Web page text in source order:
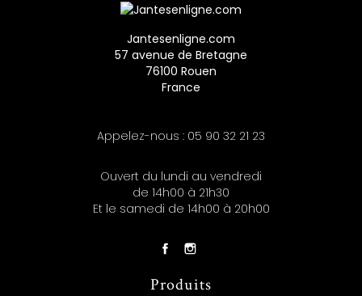
Jantesenligne.com
57 avenue de Bretagne
76100 Rouen
France
Appelez-nous : 05 90 32 21 23
Ouvert du lundi au vendredi
de 14h00 à 21h30
Et le samedi de 14h00 à 20h00
Produits